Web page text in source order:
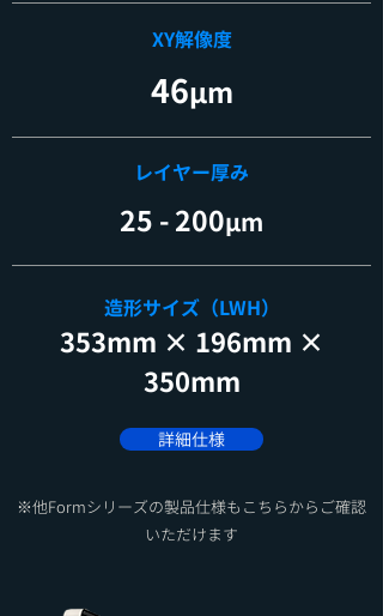
XY解像度
46μm
​レイヤー厚み
25 - 200μm
造形サイズ（LWH）
353mm × 196mm ×
350mm
詳細仕様
​※他Formシリーズの製品仕様もこちらからご確認
いただけます